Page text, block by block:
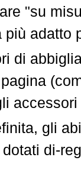
"su
più adatto
di
gli
di-